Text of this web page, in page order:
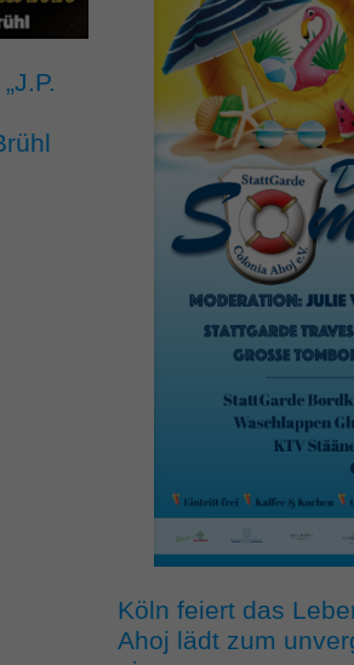
Köln feiert das
Ahoj lädt zum